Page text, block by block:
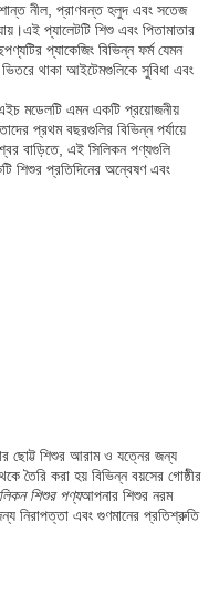
নীল, প্রাণবন্ত হলুদ এবং সতেজ
প্যালেটটি শিশু এবং পিতামাতার
প্যাকেজিং বিভিন্ন ফর্ম যেমন
ভিতরে থাকা আইটেমগুলিকে সুবিধা এবং
মডেলটি এমন একটি প্রয়োজনীয়
প্রথম বছরগুলির বিভিন্ন পর্যায়ে
বাড়িতে, এই সিলিকন পণ্যগুলি
শিশুর প্রতিদিনের অন্বেষণ এবং
ছোট্ট শিশুর আরাম ও যত্নের জন্য
তৈরি করা হয় বিভিন্ন বয়সের গোষ্ঠীর
শিশুর পণ্যআপনার শিশুর নরম
নিরাপত্তা এবং গুণমানের প্রতিশ্রুতি